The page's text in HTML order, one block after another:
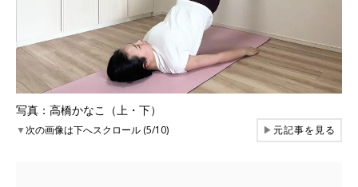
写真：高橋かなこ（上・下）
▼次の画像は下へスクロール (5/10) ▶元記事を見る